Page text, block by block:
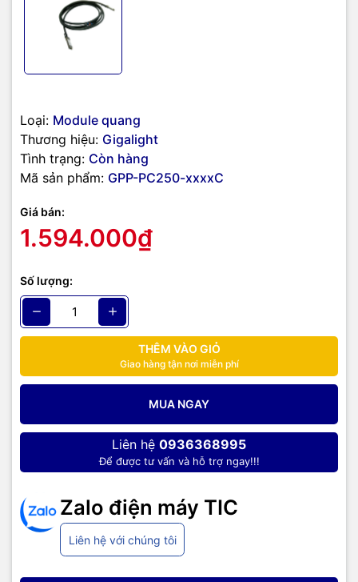
Loại: Module quang
Thương hiệu: Gigalight
Tình trạng: Còn hàng
Mã sản phẩm: GPP-PC250-xxxxC
Giá bán:
1.594.000₫
Số lượng:
THÊM VÀO GIỎ
Giao hàng tận nơi miễn phí
MUA NGAY
Liên hệ 0936368995
Để được tư vấn và hỗ trợ ngay!!!
Zalo điện máy TIC
Liên hệ với chúng tôi